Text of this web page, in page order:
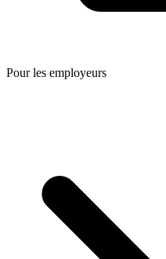
Pour les employeurs